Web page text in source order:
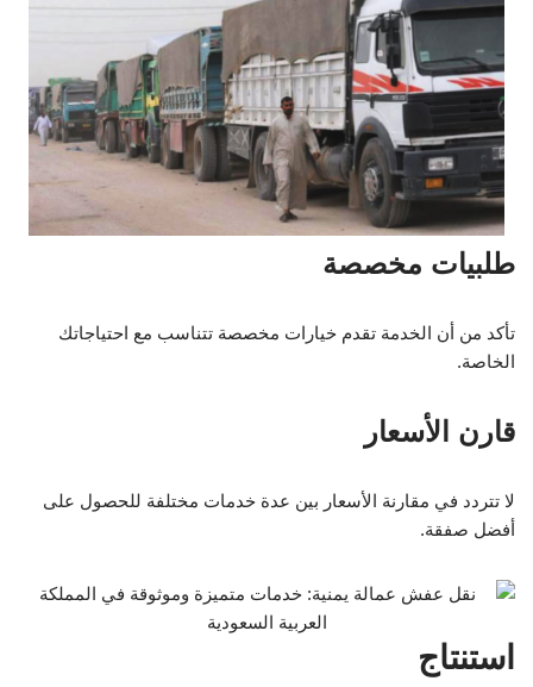
طلبيات مخصصة
تأكد من أن الخدمة تقدم خيارات مخصصة تتناسب مع احتياجاتك
الخاصة.
قارن الأسعار
لا تتردد في مقارنة الأسعار بين عدة خدمات مختلفة للحصول على
أفضل صفقة.
استنتاج